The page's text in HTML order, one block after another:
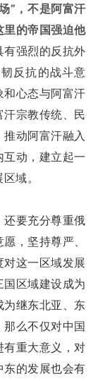
”，不是阿富汗
里的帝国强迫他
强烈的反抗外
反抗的战斗意
心态与阿富汗
宗教传统、民
动阿富汗融入
动，建立起一
域。
要充分尊重俄
，坚持尊严、
这一区域发展
区域建设成为
继东北亚、东
么不仅对中国
重大意义，对
的发展也会有